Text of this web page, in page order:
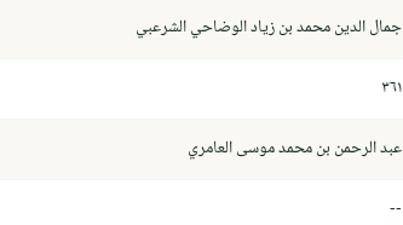
جمال الدين محمد بن زياد الوضاحي الشرعبي
٣٦١
عبد الرحمن بن محمد موسى العامري
--